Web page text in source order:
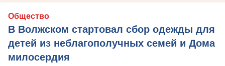
Общество
В Волжском стартовал сбор одежды для
детей из неблагополучных семей и Дома
милосердия